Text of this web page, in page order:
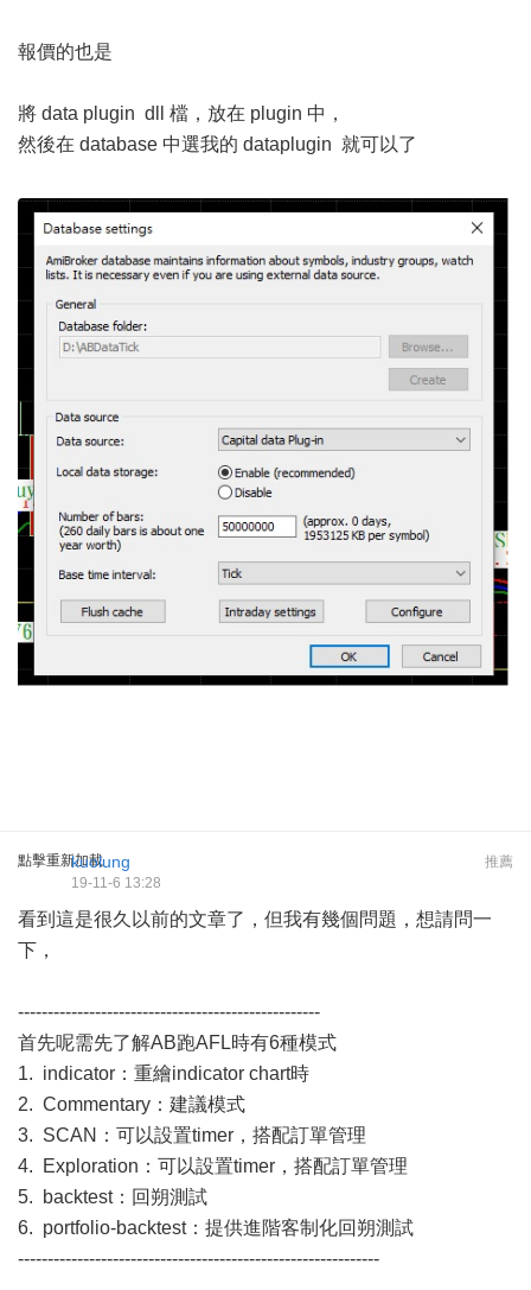
報價的也是
將 data plugin dll 檔，放在 plugin 中，
然後在 database 中選我的 dataplugin 就可以了
點擊重新加載 推薦
kuolung
19-11-6 13:28
看到這是很久以前的文章了，但我有幾個問題，想請問一
下，
---------------------------------------------------
首先呢需先了解AB跑AFL時有6種模式
1. indicator：重繪indicator chart時
2. Commentary：建議模式
3. SCAN：可以設置timer，搭配訂單管理
4. Exploration：可以設置timer，搭配訂單管理
5. backtest：回朔測試
6. portfolio-backtest：提供進階客制化回朔測試
-------------------------------------------------------------